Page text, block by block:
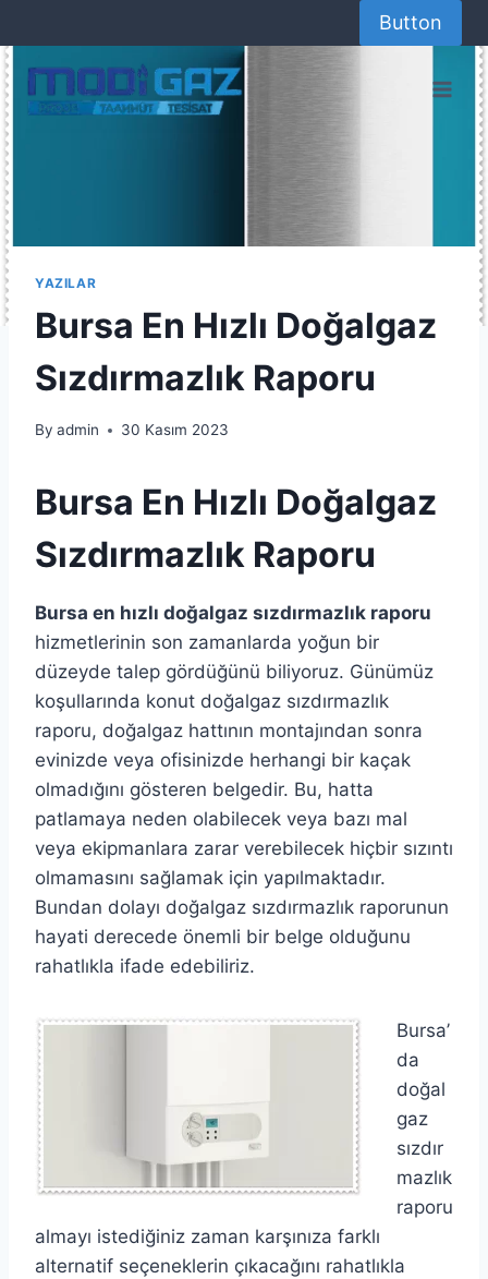
to
content
Button
YAZILAR
Bursa En Hızlı Doğalgaz
Sızdırmazlık Raporu
By admin 30 Kasım 2023
Bursa En Hızlı Doğalgaz
Sızdırmazlık Raporu
Bursa en hızlı doğalgaz sızdırmazlık raporu
hizmetlerinin son zamanlarda yoğun bir
düzeyde talep gördüğünü biliyoruz. Günümüz
koşullarında konut doğalgaz sızdırmazlık
raporu, doğalgaz hattının montajından sonra
evinizde veya ofisinizde herhangi bir kaçak
olmadığını gösteren belgedir. Bu, hatta
patlamaya neden olabilecek veya bazı mal
veya ekipmanlara zarar verebilecek hiçbir sızıntı
olmamasını sağlamak için yapılmaktadır.
Bundan dolayı doğalgaz sızdırmazlık raporunun
hayati derecede önemli bir belge olduğunu
rahatlıkla ifade edebiliriz.
Bursa’
da
doğal
gaz
sızdır
mazlık
raporu
almayı istediğiniz zaman karşınıza farklı
alternatif seçeneklerin çıkacağını rahatlıkla